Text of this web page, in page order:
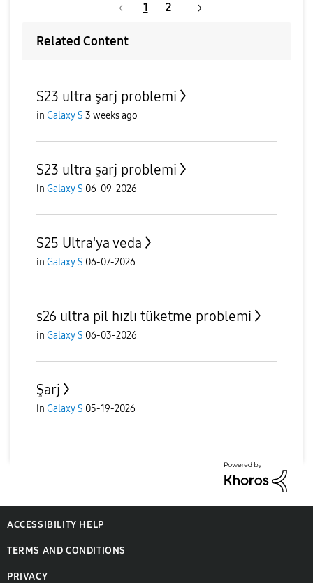
1 2
Related Content
S23 ultra şarj problemi
in Galaxy S 3 weeks ago
S23 ultra şarj problemi
in Galaxy S 06-09-2026
S25 Ultra'ya veda
in Galaxy S 06-07-2026
s26 ultra pil hızlı tüketme problemi
in Galaxy S 06-03-2026
Şarj
in Galaxy S 05-19-2026
ACCESSIBILITY HELP
TERMS AND CONDITIONS
PRIVACY